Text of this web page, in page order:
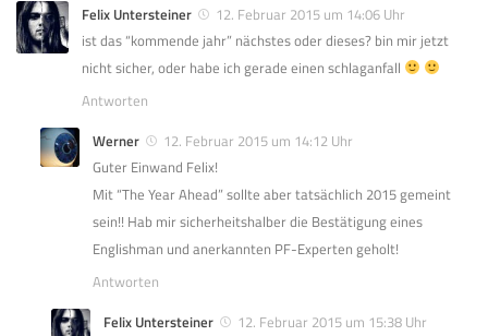
Felix Untersteiner
12. Februar 2015 um 14:06 Uhr
ist das “kommende jahr” nächstes oder dieses? bin mir jetzt
nicht sicher, oder habe ich gerade einen schlaganfall
Antworten
Werner
12. Februar 2015 um 14:12 Uhr
Guter Einwand Felix!
Mit “The Year Ahead” sollte aber tatsächlich 2015 gemeint
sein!! Hab mir sicherheitshalber die Bestätigung eines
Englishman und anerkannten PF-Experten geholt!
Antworten
Felix Untersteiner
12. Februar 2015 um 15:38 Uhr